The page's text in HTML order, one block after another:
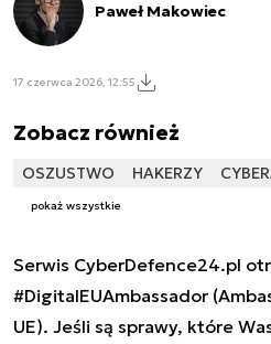
Paweł Makowiec
17 czerwca 2026, 12:55
Zobacz również
OSZUSTWO HAKERZY
pokaż wszystkie
Serwis CyberDefence24.pl
#DigitalEUAmbassador
UE). Jeśli są sprawy, które